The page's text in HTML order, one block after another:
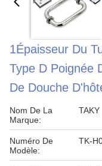
1Épaisseur Du
Type D Poignée
De Douche
Nom De La
Marque:
TAKY
Numéro De
Modèle:
TK-